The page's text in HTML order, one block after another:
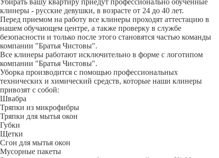
Убирать вашу квартиру приедут профессионально обученные
клинеры - русские девушки, в возрасте от 24 до 40 лет.
Перед приемом на работу все клинеры проходят аттестацию в
нашем обучающем центре, а также проверку в службе
безопасности и только после этого становятся частью команды
компании "Братья Чистовы".
Все клинеры работают исключительно в форме с логотипом
компании "Братья Чистовы".
Уборка производится с помощью профессиональных
технических и химический средств, которые наши клинеры
привозят с собой:
Швабра
Тряпки из микрофибры
Тряпки для мытья окон
Губки
Щетки
Сгон для мытья окон
Мусорные пакеты